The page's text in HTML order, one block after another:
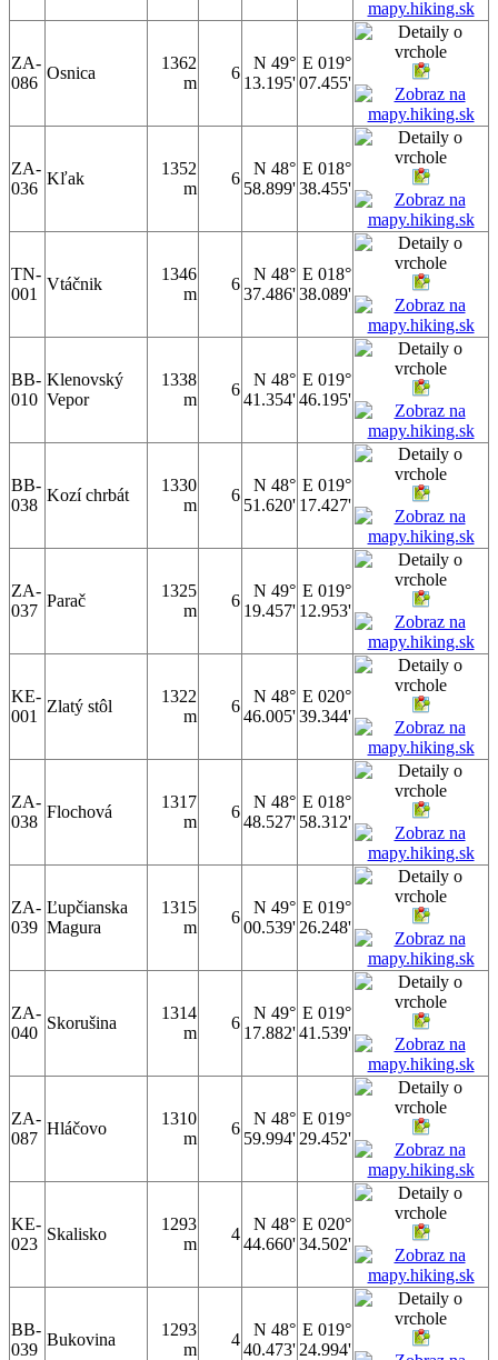
ZA-
086
Osnica
1362
m
6
N 49°
13.195'
E 019°
07.455'
ZA-
036
Kľak
1352
m
6
N 48°
58.899'
E 018°
38.455'
TN-
001
Vtáčnik
1346
m
6
N 48°
37.486'
E 018°
38.089'
BB-
010
Klenovský
Vepor
1338
m
6
N 48°
41.354'
E 019°
46.195'
BB-
038
Kozí chrbát
1330
m
6
N 48°
51.620'
E 019°
17.427'
ZA-
037
Parač
1325
m
6
N 49°
19.457'
E 019°
12.953'
KE-
001
Zlatý stôl
1322
m
6
N 48°
46.005'
E 020°
39.344'
ZA-
038
Flochová
1317
m
6
N 48°
48.527'
E 018°
58.312'
ZA-
039
Ľupčianska
Magura
1315
m
6
N 49°
00.539'
E 019°
26.248'
ZA-
040
Skorušina
1314
m
6
N 49°
17.882'
E 019°
41.539'
ZA-
087
Hláčovo
1310
m
6
N 48°
59.994'
E 019°
29.452'
KE-
023
Skalisko
1293
m
4
N 48°
44.660'
E 020°
34.502'
BB-
039
Bukovina
1293
m
4
N 48°
40.473'
E 019°
24.994'